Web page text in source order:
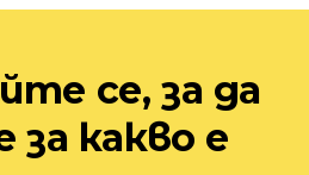
се, за да
за какво е